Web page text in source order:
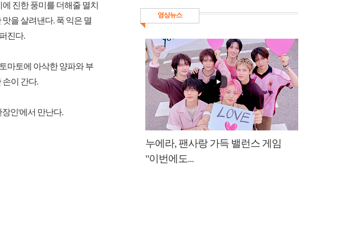
진한 풍미를 더해줄 멸치
을 살려낸다. 푹 익은 멸
진다.
마토에 아삭한 양파와 부
이 간다.
인'에서 만난다.
영상뉴스
누에라, 팬사랑 가득 밸런스 게임
"이번에도...